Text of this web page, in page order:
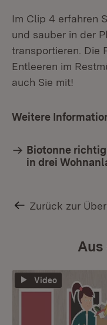
Im Clip 4 erfahren
und sauber in der
transportieren. Die
Entleeren im
auch Sie mit!
Weitere
Biotonne
in drei
Zurück zur
Aus
Video